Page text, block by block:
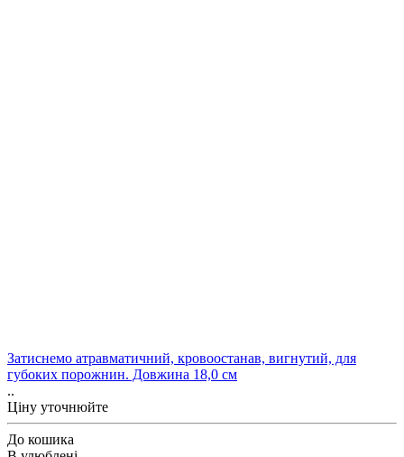
Затиснемо атравматичний, кровоостанав, вигнутий, для
губоких порожнин. Довжина 18,0 см
..
Ціну уточнюйте
До кошика